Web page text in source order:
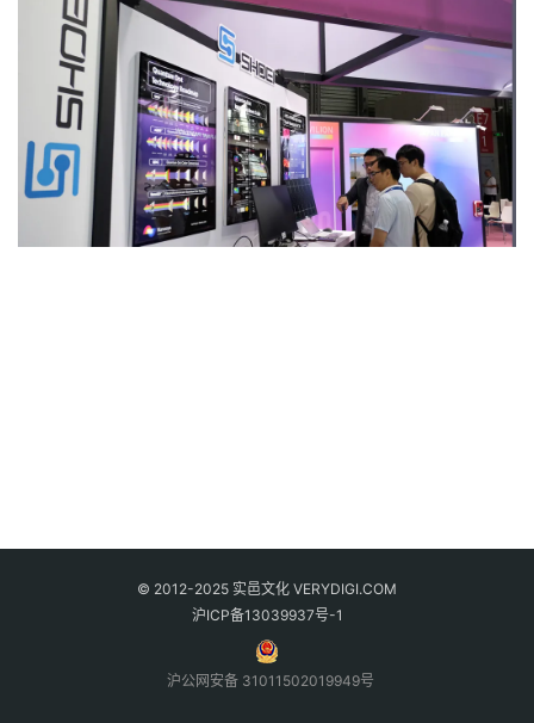
© 2012-2025 实邑文化 VERYDIGI.COM
沪ICP备13039937号-1
沪公网安备 31011502019949号